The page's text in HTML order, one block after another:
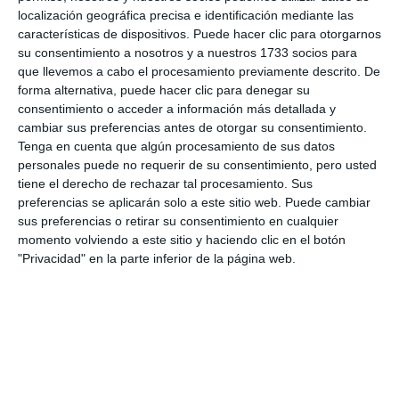
localización geográfica precisa e identificación mediante las
características de dispositivos. Puede hacer clic para otorgarnos
su consentimiento a nosotros y a nuestros 1733 socios para
que llevemos a cabo el procesamiento previamente descrito. De
forma alternativa, puede hacer clic para denegar su
consentimiento o acceder a información más detallada y
cambiar sus preferencias antes de otorgar su consentimiento.
Tenga en cuenta que algún procesamiento de sus datos
personales puede no requerir de su consentimiento, pero usted
tiene el derecho de rechazar tal procesamiento. Sus
preferencias se aplicarán solo a este sitio web. Puede cambiar
sus preferencias o retirar su consentimiento en cualquier
momento volviendo a este sitio y haciendo clic en el botón
"Privacidad" en la parte inferior de la página web.